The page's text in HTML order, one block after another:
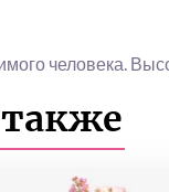
человека.